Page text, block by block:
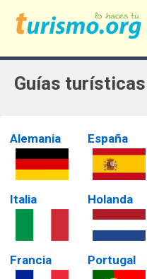
Guías turísticas
Alemania
Italia
Francia
España
Holanda
Portugal